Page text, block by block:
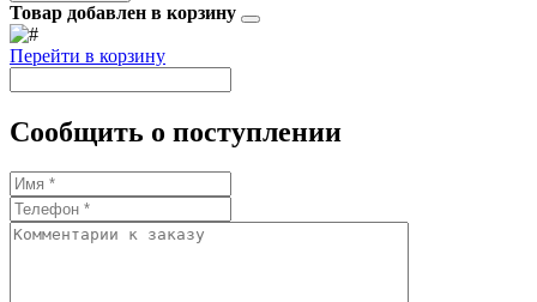
Товар добавлен в корзину
Перейти в корзину
Сообщить о поступлении